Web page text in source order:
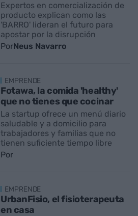
Expertos en comercialización de
producto explican como las
'BARRO' lideran el futuro para
apostar por la disrupción
PorNeus Navarro
EMPRENDE
Fotawa, la comida 'healthy'
que no tienes que cocinar
La startup ofrece un menú diario
saludable y a domicilio para
trabajadores y familias que no
tienen suficiente tiempo libre
Por
EMPRENDE
UrbanFisio, el fisioterapeuta
en casa